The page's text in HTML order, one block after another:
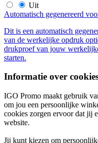
Uit
Automatisch gegenereerd
Dit is een automatisch
van de werkelijke opdruk
drukproef van jouw
starten.
Informatie over
IGO Promo maakt gebruik
om jou een persoonlijke
cookies zorgen ervoor dat jij
website.
Jij kunt kiezen om